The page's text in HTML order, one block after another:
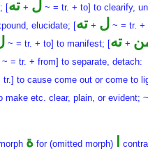
[ ل +ته
~ = tr. + to] to clearify,
elucidate; [ ل +ته
~ = tr. +
~ = tr. + to] to manifest; [ +ته
= tr. + from] to separate, detach:
tr.] to cause come out or come to
make etc. clear, plain, or evident; ~
ةfor (omitted morph)